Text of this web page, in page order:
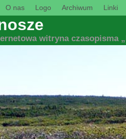
O nas Logo Archiwum Linki
witryna czasopisma